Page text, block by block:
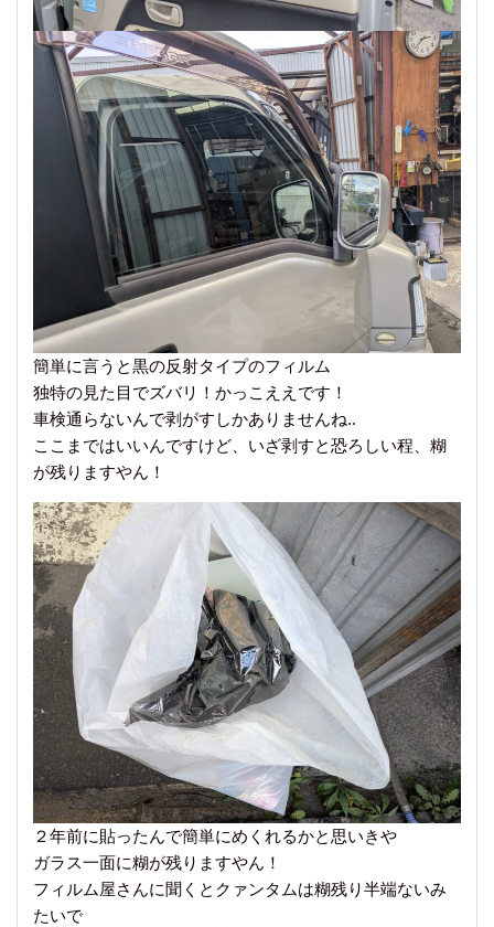
簡単に言うと黒の反射タイプのフィルム
独特の見た目でズバリ！かっこええです！
車検通らないんで剥がすしかありませんね..
ここまではいいんですけど、いざ剥すと恐ろしい程、糊
が残りますやん！
２年前に貼ったんで簡単にめくれるかと思いきや
ガラス一面に糊が残りますやん！
フィルム屋さんに聞くとクァンタムは糊残り半端ないみ
たいで